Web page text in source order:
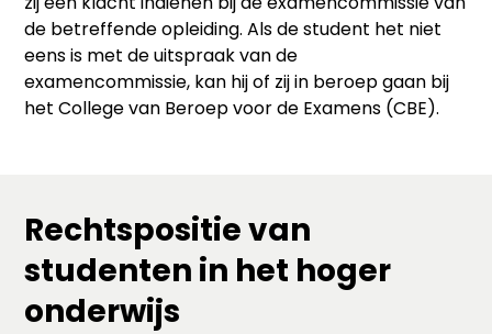
de betreffende opleiding. Als de student het niet
eens is met de uitspraak van de
examencommissie, kan hij of zij in beroep gaan bij
het College van Beroep voor de Examens (CBE).
Rechtspositie van
studenten in het hoger
onderwijs